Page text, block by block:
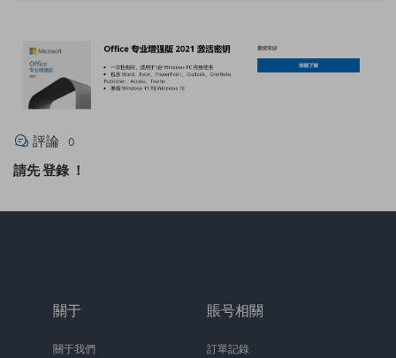
評論 0
請先登錄 ！
關于
關于我們
賬号相關
訂單記錄